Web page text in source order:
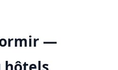
—